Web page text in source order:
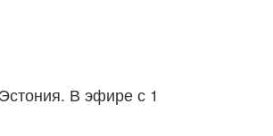
В эфире с 1